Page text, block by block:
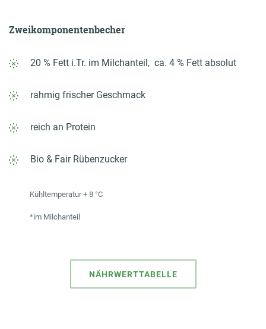
Zweikomponenten­becher
20 % Fett i.Tr. im Milchanteil, ca. 4 % Fett absolut
rahmig frischer Geschmack
reich an Protein
Bio & Fair Rübenzucker
Kühltemperatur + 8 °C
*im Milchanteil
NÄHRWERTTABELLE